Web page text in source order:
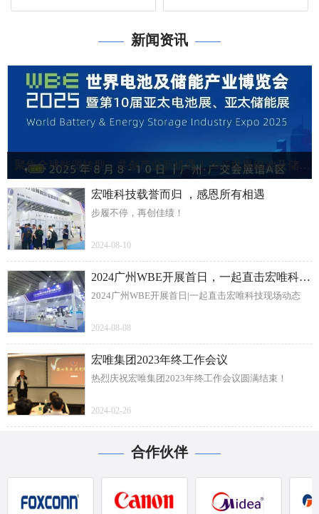
—— 新闻资讯 ——
聚焦全球能源转型，共创产业新机遇｜2025世界电池及储能产业博览会！
宏唯科技载誉而归 ，感恩所有相遇
步履不停，再创佳绩！
2024-08-10
2024广州WBE开展首日，一起直击宏唯科技现场动态
2024广州WBE开展首日|一起直击宏唯科技现场动态
2024-08-08
宏唯集团2023年终工作会议
热烈庆祝宏唯集团2023年终工作会议圆满结束！
2024-02-26
—— 合作伙伴 ——